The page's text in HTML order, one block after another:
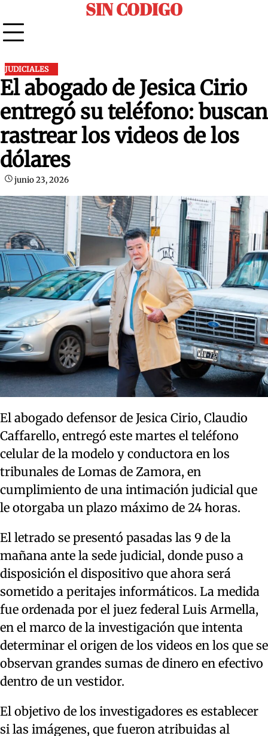
to
content
SIN CODIGO
JUDICIALES
El abogado de Jesica Cirio
entregó su teléfono: buscan
rastrear los videos de los
dólares
junio 23, 2026
El abogado defensor de Jesica Cirio, Claudio
Caffarello, entregó este martes el teléfono
celular de la modelo y conductora en los
tribunales de Lomas de Zamora, en
cumplimiento de una intimación judicial que
le otorgaba un plazo máximo de 24 horas.
El letrado se presentó pasadas las 9 de la
mañana ante la sede judicial, donde puso a
disposición el dispositivo que ahora será
sometido a peritajes informáticos. La medida
fue ordenada por el juez federal Luis Armella,
en el marco de la investigación que intenta
determinar el origen de los videos en los que se
observan grandes sumas de dinero en efectivo
dentro de un vestidor.
El objetivo de los investigadores es establecer
si las imágenes, que fueron atribuidas al